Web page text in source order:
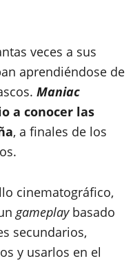
veces a sus
aprendiéndose de
Maniac
a conocer las
, a finales de los
cinematográfico,
gameplaybasado
secundarios,
y usarlos en el